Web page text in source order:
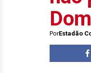
PorEstadão